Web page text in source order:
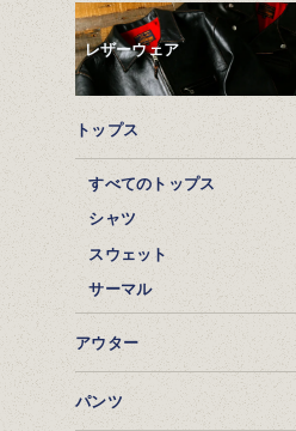
レザーウェア
トップス
すべてのトップス
シャツ
スウェット
サーマル
アウター
パンツ